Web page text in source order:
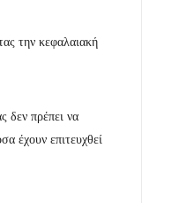
την κεφαλαιακή
δεν πρέπει να
έχουν επιτευχθεί